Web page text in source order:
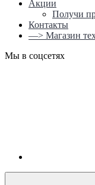
Акции
Получи
Контакты
—> Магазин
Мы в соцсетях